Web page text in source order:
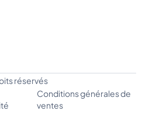
réservés
Conditions générales de
ventes